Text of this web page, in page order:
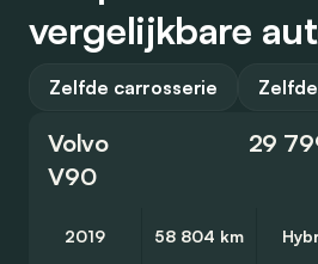
vergelijkbare
Zelfde carrosserie
Volvo
V90
29
2019 58 804 km